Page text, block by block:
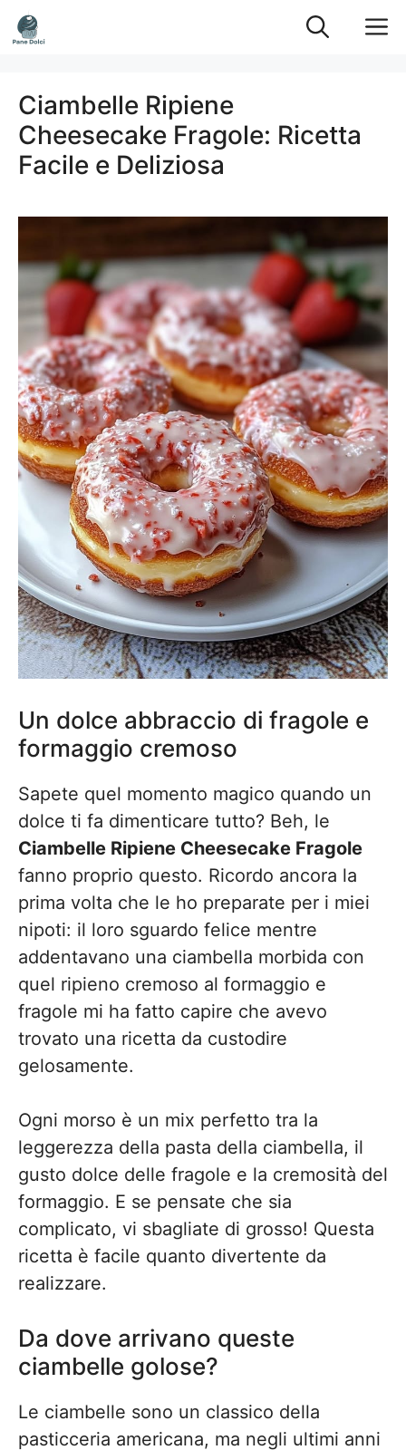
Vai
al
Ciambelle Ripiene
Cheesecake Fragole: Ricetta
Facile e Deliziosa
Un dolce abbraccio di fragole e
formaggio cremoso
Sapete quel momento magico quando un
dolce ti fa dimenticare tutto? Beh, le
Ciambelle Ripiene Cheesecake Fragole
fanno proprio questo. Ricordo ancora la
prima volta che le ho preparate per i miei
nipoti: il loro sguardo felice mentre
addentavano una ciambella morbida con
quel ripieno cremoso al formaggio e
fragole mi ha fatto capire che avevo
trovato una ricetta da custodire
gelosamente.
Ogni morso è un mix perfetto tra la
leggerezza della pasta della ciambella, il
gusto dolce delle fragole e la cremosità del
formaggio. E se pensate che sia
complicato, vi sbagliate di grosso! Questa
ricetta è facile quanto divertente da
realizzare.
Da dove arrivano queste
ciambelle golose?
Le ciambelle sono un classico della
pasticceria americana, ma negli ultimi anni